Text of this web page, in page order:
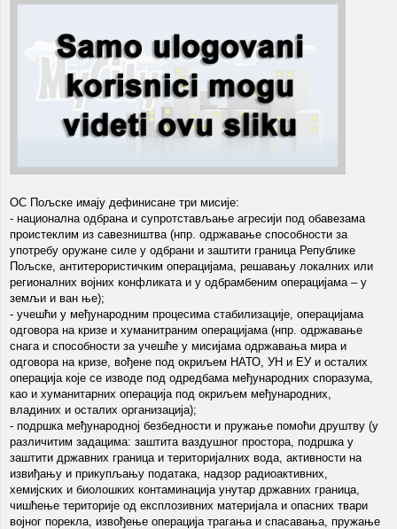
ОС Пољске имају дефинисане три мисије:
- национална одбрана и супротстављање агресији под обавезама
проистеклим из савезништва (нпр. одржавање способности за
употребу оружане силе у одбрани и заштити граница Републике
Пољске, антитерористичким операцијама, решавању локалних или
регионалних војних конфликата и у одбрамбеним операцијама – у
земљи и ван ње);
- учешћи у међународним процесима стабилизације, операцијама
одговора на кризе и хуманитраним операцијама (нпр. одржавање
снага и способности за учешће у мисијама одржавања мира и
одговора на кризе, вођене под окриљем НАТО, УН и ЕУ и осталих
операција које се изводе под одредбама међународних споразума,
као и хуманитарних операција под окриљем међународних,
владиних и осталих организација);
- подршка међународној безбедности и пружање помоћи друштву (у
различитим задацима: заштита ваздушног простора, подршка у
заштити државних граница и територијалних вода, активности на
извиђању и прикупљању података, надзор радиоактивних,
хемијских и биолошких контаминација унутар државних граница,
чишћење територије од експлозивних материјала и опасних твари
војног порекла, извођење операција трагања и спасавања, пружање